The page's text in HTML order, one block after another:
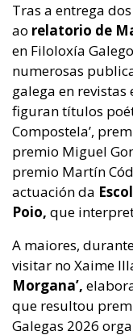
Tras a entrega
ao relatorio de
en Filoloxía
numerosas
galega en revistas
figuran títulos
Compostela’,
premio Miguel
premio Martín
actuación da
Poio, que
A maiores,
visitar no Xaime
Morgana’,
que resultou
Galegas 2026